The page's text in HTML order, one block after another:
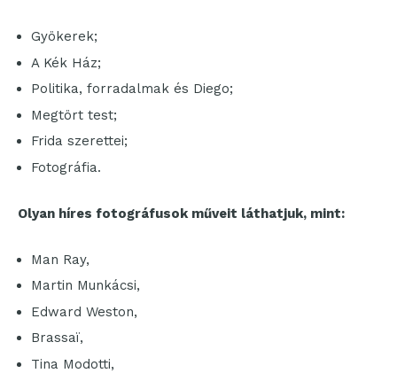
Gyökerek;
A Kék Ház;
Politika, forradalmak és Diego;
Megtört test;
Frida szerettei;
Fotográfia.
Olyan híres fotográfusok műveit láthatjuk, mint:
Man Ray,
Martin Munkácsi,
Edward Weston,
Brassaï,
Tina Modotti,